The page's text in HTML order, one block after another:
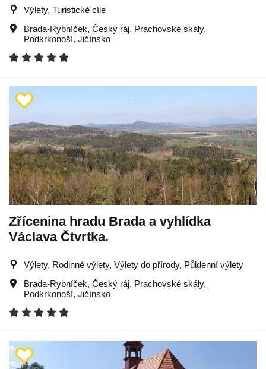
Výlety, Turistické cíle
Brada-Rybníček, Český ráj, Prachovské skály,
Podkrkonoší, Jičínsko
Zřícenina hradu Brada a vyhlídka
Václava Čtvrtka.
Výlety, Rodinné výlety, Výlety do přírody, Půldenní výlety
Brada-Rybníček, Český ráj, Prachovské skály,
Podkrkonoší, Jičínsko